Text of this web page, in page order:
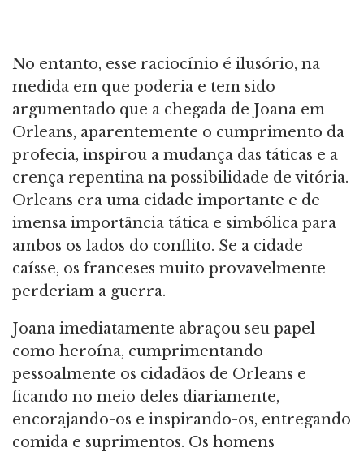
No entanto, esse raciocínio é ilusório, na
medida em que poderia e tem sido
argumentado que a chegada de Joana em
Orleans, aparentemente o cumprimento da
profecia, inspirou a mudança das táticas e a
crença repentina na possibilidade de vitória.
Orleans era uma cidade importante e de
imensa importância tática e simbólica para
ambos os lados do conflito. Se a cidade
caísse, os franceses muito provavelmente
perderiam a guerra.
Joana imediatamente abraçou seu papel
como heroína, cumprimentando
pessoalmente os cidadãos de Orleans e
ficando no meio deles diariamente,
encorajando-os e inspirando-os, entregando
comida e suprimentos. Os homens